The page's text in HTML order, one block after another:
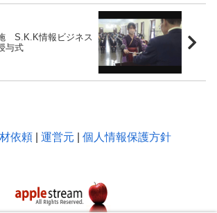
S.K.K情報ビジネス
与式
依頼 運営元 個人情報保護方針